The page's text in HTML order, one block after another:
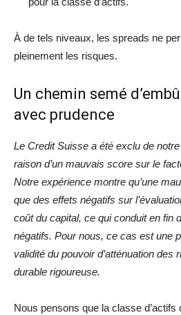
À de tels niveaux, les spreads ne
pleinement les risques.
Un chemin semé
avec prudence
Le Credit Suisse a été exclu de
raison d’un mauvais score sur le
Notre expérience montre qu’une
que des effets négatifs sur
coût du capital, ce qui conduit en fin
négatifs. Pour nous, ce cas est une
validité du pouvoir d’atténuation des
durable rigoureuse.
Nous pensons que la classe d’actifs